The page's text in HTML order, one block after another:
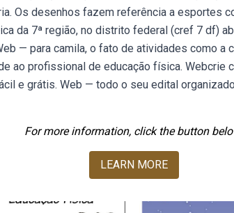
Os desenhos fazem referência a esportes
da 7ª região, no distrito federal (cref 7 df)
— para camila, o fato de atividades como a
ao profissional de educação física. Webcrie
e grátis. Web — todo o seu edital
For more information, click the button
LEARN MORE